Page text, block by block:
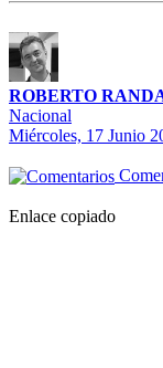
ROBERTO
Nacional
Miércoles, 17 Junio
Enlace copiado